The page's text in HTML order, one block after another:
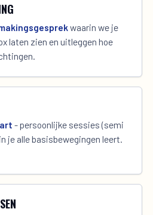
waarin we je
laten zien en uitleggen hoe
- persoonlijke sessies (semi
je alle basisbewegingen leert.